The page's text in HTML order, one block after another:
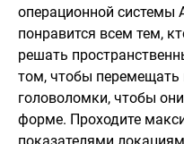
операционной системы
понравится всем тем,
решать
том, чтобы перемещать
головоломки, чтобы
форме. Проходите